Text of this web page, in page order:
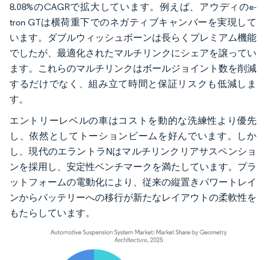
8.08%のCAGRで拡大しています。例えば、アウディのe-
tron GTは横荷重下でのネガティブキャンバーを実現して
います。ダブルウィッシュボーンは長らくプレミアム機能
でしたが、最適化されたマルチリンクにシェアを譲ってい
ます。これらのマルチリンクはボールジョイント数を削減
するだけでなく、組み立て時間と保証リスクも低減しま
す。
エントリーレベルの車はコストを動的な洗練性より優先
し、依然としてトーションビームを好んでいます。しか
し、現代のエラントラNはマルチリンクリアサスペンショ
ンを採用し、安定性ベンチマークを満たしています。プラ
ットフォームの電動化により、従来の縦置きパワートレイ
ンからバッテリーへの移行が新たなレイアウトの柔軟性を
もたらしています。